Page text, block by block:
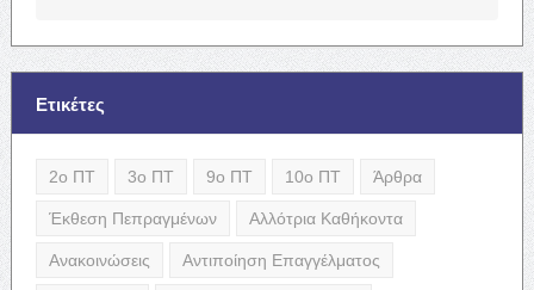
Ετικέτες
2ο ΠΤ 3ο ΠΤ 9ο ΠΤ 10ο ΠΤ Άρθρα
Έκθεση Πεπραγμένων Αλλότρια Καθήκοντα
Ανακοινώσεις Αντιποίηση Επαγγέλματος